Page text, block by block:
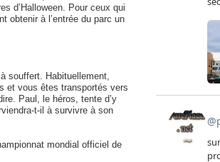
d’Halloween. Pour ceux qui
obtenir à l’entrée du parc un
souffert. Habituellement,
et vous êtes transportés vers
Paul, le héros, tente d’y
t-il à survivre à son
mondial officiel de